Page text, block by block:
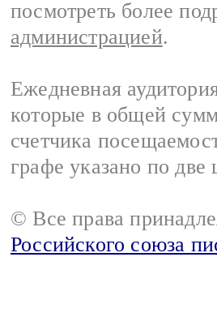
посмотреть более
администрацией.
Ежедневная
которые в общей
счетчика
графе указано по
© Все права
Российского союза